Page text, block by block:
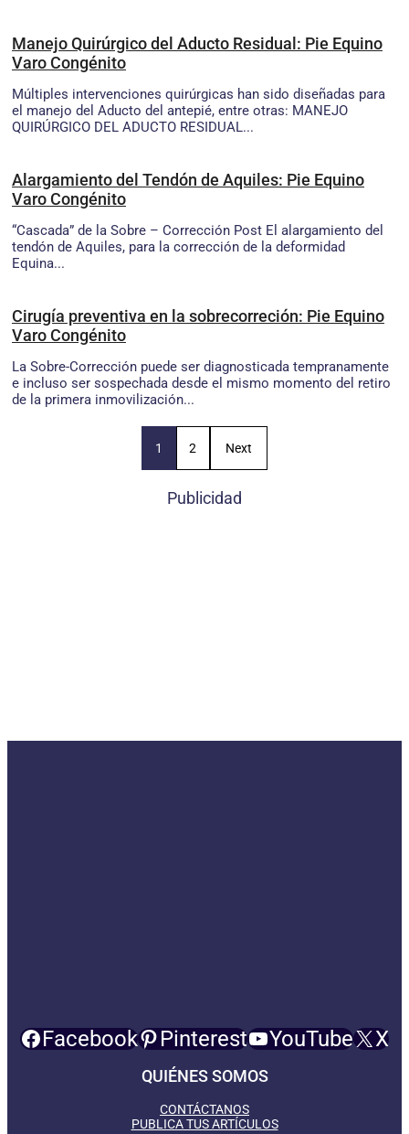
Manejo Quirúrgico del Aducto Residual: Pie Equino
Varo Congénito
Múltiples intervenciones quirúrgicas han sido diseñadas para
el manejo del Aducto del antepié, entre otras: MANEJO
QUIRÚRGICO DEL ADUCTO RESIDUAL...
Alargamiento del Tendón de Aquiles: Pie Equino
Varo Congénito
“Cascada” de la Sobre – Corrección Post El alargamiento del
tendón de Aquiles, para la corrección de la deformidad
Equina...
Cirugía preventiva en la sobrecorreción: Pie Equino
Varo Congénito
La Sobre-Corrección puede ser diagnosticada tempranamente
e incluso ser sospechada desde el mismo momento del retiro
de la primera inmovilización...
1 2 Next
Publicidad
Facebook Pinterest YouTube X
QUIÉNES SOMOS
CONTÁCTANOS
PUBLICA TUS ARTÍCULOS